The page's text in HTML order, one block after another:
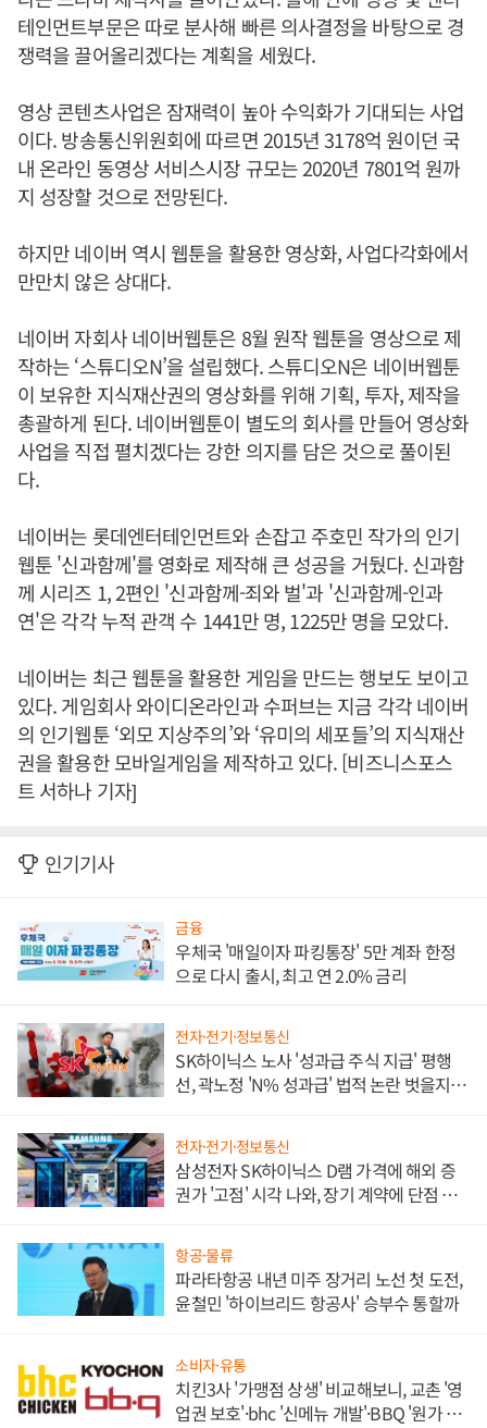
테인먼트부문은 따로 분사해 빠른 의사결정을 바탕으로 경
쟁력을 끌어올리겠다는 계획을 세웠다.
영상 콘텐츠사업은 잠재력이 높아 수익화가 기대되는 사업
이다. 방송통신위원회에 따르면 2015년 3178억 원이던 국
내 온라인 동영상 서비스시장 규모는 2020년 7801억 원까
지 성장할 것으로 전망된다.
하지만 네이버 역시 웹툰을 활용한 영상화, 사업다각화에서
만만치 않은 상대다.
네이버 자회사 네이버웹툰은 8월 원작 웹툰을 영상으로 제
작하는 ‘스튜디오N’을 설립했다. 스튜디오N은 네이버웹툰
이 보유한 지식재산권의 영상화를 위해 기획, 투자, 제작을
총괄하게 된다. 네이버웹툰이 별도의 회사를 만들어 영상화
사업을 직접 펼치겠다는 강한 의지를 담은 것으로 풀이된
다.
네이버는 롯데엔터테인먼트와 손잡고 주호민 작가의 인기
웹툰 '신과함께'를 영화로 제작해 큰 성공을 거뒀다. 신과함
께 시리즈 1, 2편인 '신과함께-죄와 벌'과 '신과함께-인과
연'은 각각 누적 관객 수 1441만 명, 1225만 명을 모았다.
네이버는 최근 웹툰을 활용한 게임을 만드는 행보도 보이고
있다. 게임회사 와이디온라인과 수퍼브는 지금 각각 네이버
의 인기웹툰 ‘외모 지상주의’와 ‘유미의 세포들’의 지식재산
권을 활용한 모바일게임을 제작하고 있다. [비즈니스포스
트 서하나 기자]
인기기사
금융
우체국 '매일이자 파킹통장' 5만 계좌 한정
으로 다시 출시, 최고 연 2.0% 금리
전자·전기·정보통신
SK하이닉스 노사 '성과급 주식 지급' 평행
선, 곽노정 'N% 성과급' 법적 논란 벗을지 주
전자·전기·정보통신
삼성전자 SK하이닉스 D램 가격에 해외 증
권가 '고점' 시각 나와, 장기 계약에 단점 부
항공·물류
파라타항공 내년 미주 장거리 노선 첫 도전,
윤철민 '하이브리드 항공사' 승부수 통할까
소비자·유통
치킨3사 '가맹점 상생' 비교해보니, 교촌 '영
업권 보호'·bhc '신메뉴 개발'·BBQ '원가 부